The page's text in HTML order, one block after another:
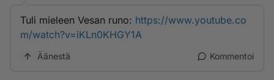
Tuli mieleen Vesan runo: https://www.youtube.co
m/watch?v=iKLn0KHGY1A
Äänestä Kommentoi